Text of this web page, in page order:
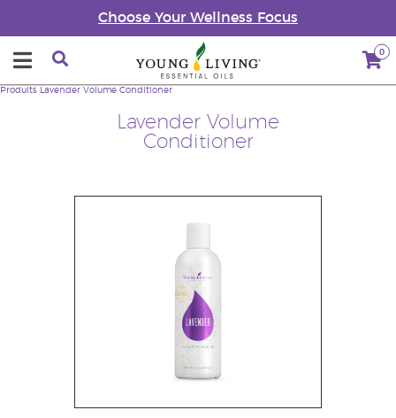
Choose Your Wellness Focus
0
Lavender Volume
Conditioner
Produits Lavender Volume Conditioner